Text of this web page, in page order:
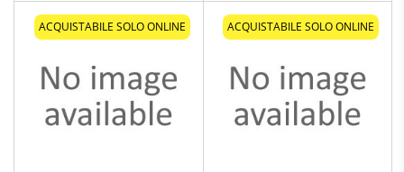
ACQUISTABILE SOLO ONLINE ACQUISTABILE SOLO ONLINE